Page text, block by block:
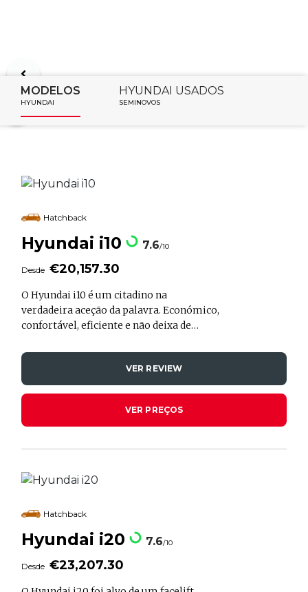
MODELOS
HYUNDAI
HYUNDAI USADOS
SEMINOVOS
Hatchback
Hyundai i10 7.6/10
Desde €20,157.30
O Hyundai i10 é um citadino na
verdadeira aceção da palavra. Económico,
confortável, eficiente e não deixa de
VER REVIEW
VER PREÇOS
Hatchback
Hyundai i20 7.6/10
Desde €23,207.30